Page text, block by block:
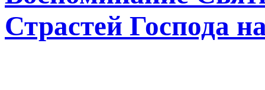
Страстей Господа